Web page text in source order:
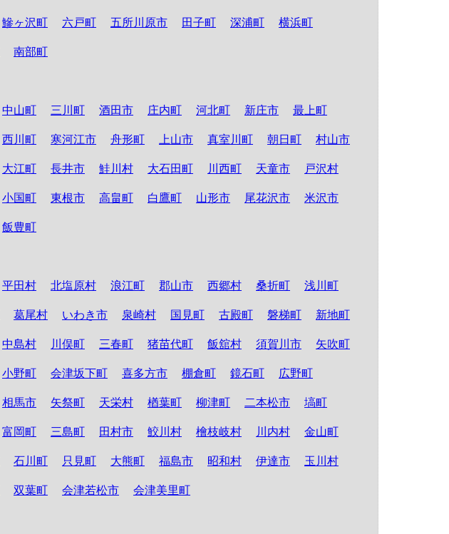
鰺ヶ沢町 六戸町 五所川原市 田子町 深浦町 横浜町
南部町
中山町 三川町 酒田市 庄内町 河北町 新庄市 最上町
西川町 寒河江市 舟形町 上山市 真室川町 朝日町 村山市
大江町 長井市 鮭川村 大石田町 川西町 天童市 戸沢村
小国町 東根市 高畠町 白鷹町 山形市 尾花沢市 米沢市
飯豊町
平田村 北塩原村 浪江町 郡山市 西郷村 桑折町 浅川町
葛尾村 いわき市 泉崎村 国見町 古殿町 磐梯町 新地町
中島村 川俣町 三春町 猪苗代町 飯舘村 須賀川市 矢吹町
小野町 会津坂下町 喜多方市 棚倉町 鏡石町 広野町
相馬市 矢祭町 天栄村 楢葉町 柳津町 二本松市 塙町
富岡町 三島町 田村市 鮫川村 檜枝岐村 川内村 金山町
石川町 只見町 大熊町 福島市 昭和村 伊達市 玉川村
双葉町 会津若松市 会津美里町